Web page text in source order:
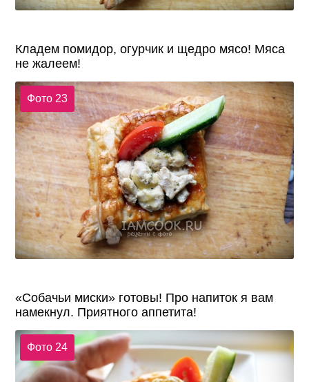
Кладем помидор, огурчик и щедро мясо! Мяса
не жалеем!
Фото 23
«Собачьи миски» готовы! Про напиток я вам
намекнул. Приятного аппетита!
Фото 24